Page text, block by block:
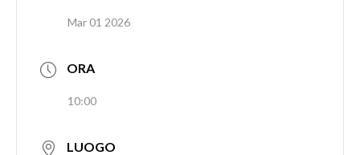
Mar 01 2026
ORA
10:00
LUOGO